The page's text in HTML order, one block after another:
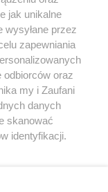
jak unikalne
wysyłane przez
zapewniania
odbiorców oraz
my i Zaufani
danych
skanować
identyfikacji.